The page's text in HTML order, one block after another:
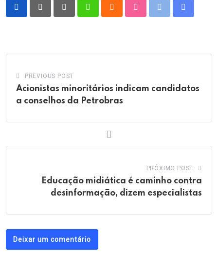
PinterestWhatsappCloud StumbleUpon
Print
Share
PREVIOUS POST
Acionistas minoritários indicam candidatos
a conselhos da Petrobras
PRÓXIMO POST
Educação midiática é caminho contra
desinformação, dizem especialistas
Deixar um comentário